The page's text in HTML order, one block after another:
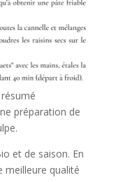
préparation de
et de saison. En
meilleure qualité